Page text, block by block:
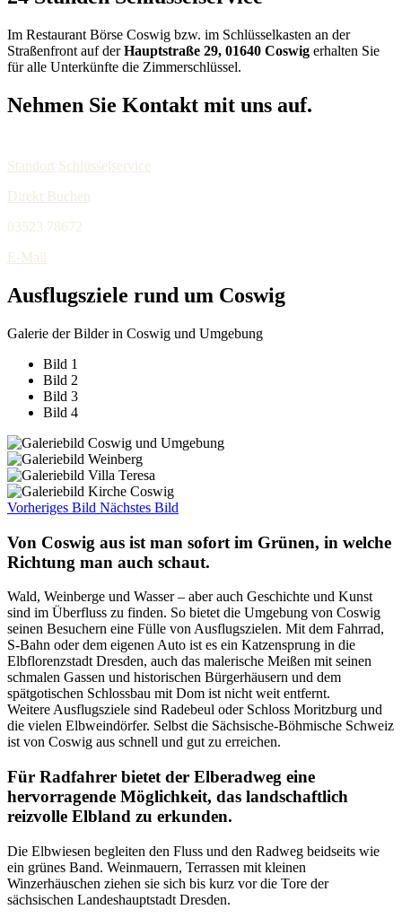
Im Restaurant Börse Coswig bzw. im Schlüsselkasten an der
Straßenfront auf derHauptstraße 29, 01640 Coswig erhalten Sie
für alle Unterkünfte die Zimmerschlüssel.
Nehmen Sie Kontakt mit uns auf.
Standort Schlüsselservice
Direkt Buchen
03523 78672
E-Mail
Ausflugsziele rund um Coswig
Galerie der Bilder in Coswig und Umgebung
Bild 1
Bild 2
Bild 3
Bild 4
Vorheriges Bild Nächstes Bild
Von Coswig aus ist man sofort im Grünen, in welche
Richtung man auch schaut.
Wald, Weinberge und Wasser – aber auch Geschichte und Kunst
sind im Überfluss zu finden. So bietet die Umgebung von Coswig
seinen Besuchern eine Fülle von Ausflugszielen. Mit dem Fahrrad,
S-Bahn oder dem eigenen Auto ist es ein Katzensprung in die
Elbflorenzstadt Dresden, auch das malerische Meißen mit seinen
schmalen Gassen und historischen Bürgerhäusern und dem
spätgotischen Schlossbau mit Dom ist nicht weit entfernt.
Weitere Ausflugsziele sind Radebeul oder Schloss Moritzburg und
die vielen Elbweindörfer. Selbst die Sächsische-Böhmische Schweiz
ist von Coswig aus schnell und gut zu erreichen.
Für Radfahrer bietet der Elberadweg eine
hervorragende Möglichkeit, das landschaftlich
reizvolle Elbland zu erkunden.
Die Elbwiesen begleiten den Fluss und den Radweg beidseits wie
ein grünes Band. Weinmauern, Terrassen mit kleinen
Winzerhäuschen ziehen sie sich bis kurz vor die Tore der
sächsischen Landeshauptstadt Dresden.